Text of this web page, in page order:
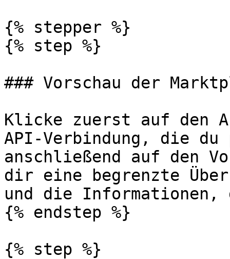
{% stepper %}
{% step %}
### Vorschau der
Klicke zuerst auf den
API-Verbindung, die
anschließend auf den
dir eine begrenzte
und die
{% endstep %}
{% step %}